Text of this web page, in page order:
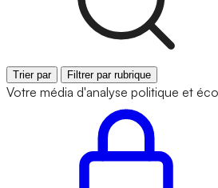
Trier par Filtrer par rubrique
Votre média d'analyse politique et